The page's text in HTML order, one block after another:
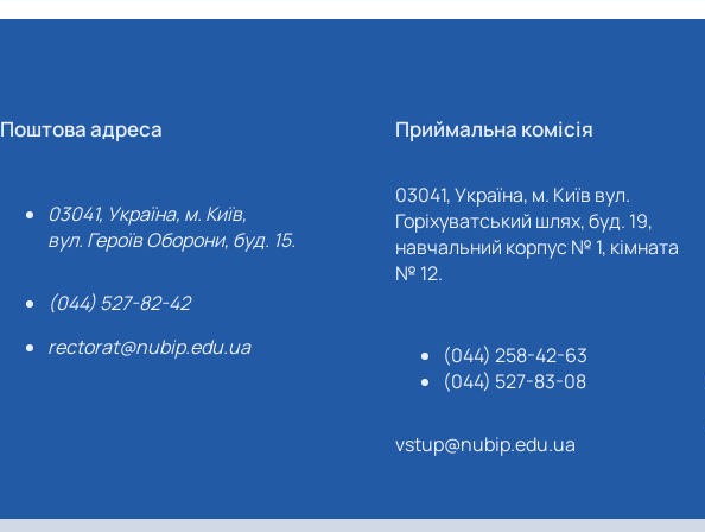
Поштова адреса
03041, Україна, м. Київ,
вул. Героїв Оборони, буд. 15.
(044) 527-82-42
rectorat@nubip.edu.ua
Приймальна комісія
03041, Україна, м. Київ вул.
Горіхуватський шлях, буд. 19,
навчальний корпус № 1, кімната
№ 12.
(044) 258-42-63
(044) 527-83-08
vstup@nubip.edu.ua